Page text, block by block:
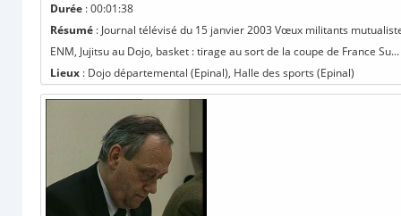
Durée : 00:01:38
Résumé : Journal télévisé du 15 janvier 2003 Vœux militants
ENM, Jujitsu au Dojo, basket : tirage au sort de la coupe de France Su...
Lieux : Dojo départemental (Epinal), Halle des sports (Epinal)